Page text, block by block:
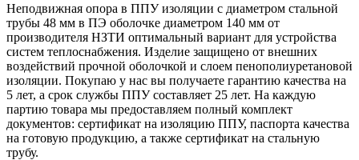
Неподвижная опора в ППУ изоляции с диаметром стальной
трубы 48 мм в ПЭ оболочке диаметром 140 мм от
производителя НЗТИ оптимальный вариант для устройства
систем теплоснабжения. Изделие защищено от внешних
воздействий прочной оболочкой и слоем пенополиуретановой
изоляции. Покупаю у нас вы получаете гарантию качества на
5 лет, а срок службы ППУ составляет 25 лет. На каждую
партию товара мы предоставляем полный комплект
документов: сертификат на изоляцию ППУ, паспорта качества
на готовую продукцию, а также сертификат на стальную
трубу.